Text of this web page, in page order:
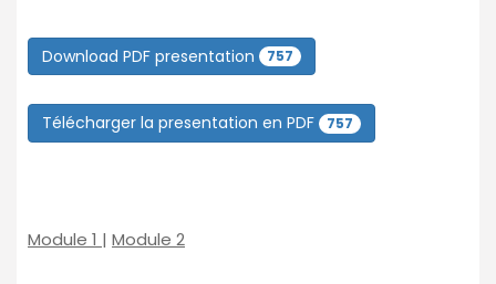
Download PDF presentation 757
Télécharger la presentation en PDF 757
Module 1 | Module 2